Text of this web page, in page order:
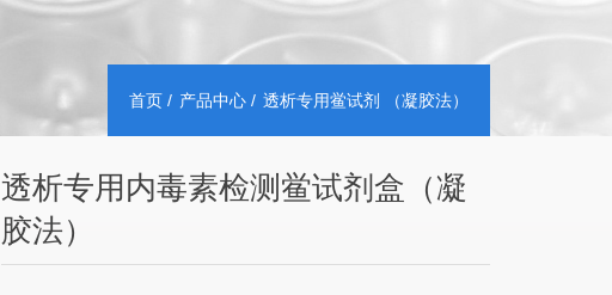
首页 产品中心 透析专用鲎试剂 （凝胶法）
透析专用内毒素检测鲎试剂盒（凝
胶法）